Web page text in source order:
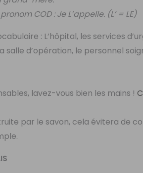
COD : Je L’appelle. (L’ = LE)
: L’hôpital, les services
salle d’opération, le personnel
lavez-vous bien les mains !
par le savon, cela évitera de